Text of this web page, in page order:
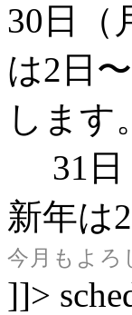
30日（
は2日
します
31日
新年は
今月もよろ
]]>